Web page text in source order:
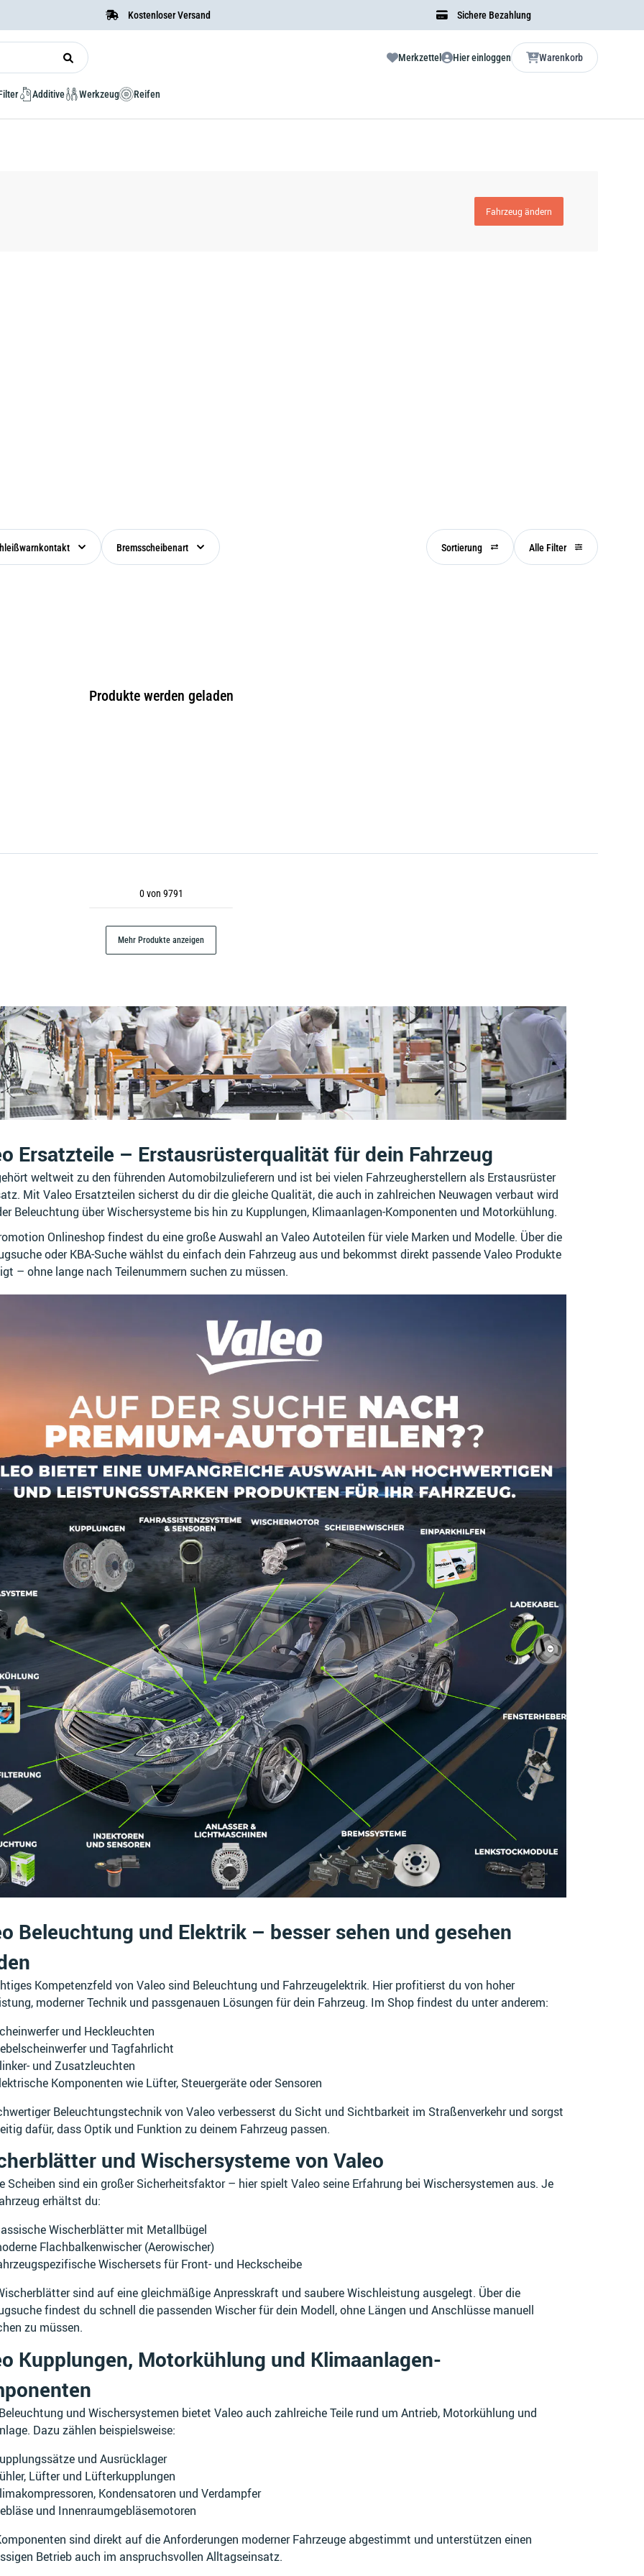
Kostenloser Versand Sichere Bezahlung
Merkzettel Hier einloggen Warenkorb
Additive Werkzeug Reifen
Fahrzeug ändern
Bremsscheibenart Sortierung Alle Filter
Produkte werden geladen
0 von 9791
Mehr Produkte anzeigen
Ersatzteile – Erstausrüsterqualität für dein Fahrzeug
weltweit zu den führenden Automobilzulieferern und ist bei vielen Fahrzeugherstellern als Erstausrüster
Mit Valeo Ersatzteilen sicherst du dir die gleiche Qualität, die auch in zahlreichen Neuwagen verbaut wird
Beleuchtung über Wischersysteme bis hin zu Kupplungen, Klimaanlagen-Komponenten und Motorkühlung.
Onlineshop findest du eine große Auswahl an Valeo Autoteilen für viele Marken und Modelle. Über die
oder KBA-Suche wählst du einfach dein Fahrzeug aus und bekommst direkt passende Valeo Produkte
– ohne lange nach Teilenummern suchen zu müssen.
Beleuchtung und Elektrik – besser sehen und gesehen
Kompetenzfeld von Valeo sind Beleuchtung und Fahrzeugelektrik. Hier profitierst du von hoher
moderner Technik und passgenauen Lösungen für dein Fahrzeug. Im Shop findest du unter anderem:
und Heckleuchten
und Tagfahrlicht
und Zusatzleuchten
Komponenten wie Lüfter, Steuergeräte oder Sensoren
Beleuchtungstechnik von Valeo verbesserst du Sicht und Sichtbarkeit im Straßenverkehr und sorgst
dafür, dass Optik und Funktion zu deinem Fahrzeug passen.
und Wischersysteme von Valeo
Scheiben sind ein großer Sicherheitsfaktor – hier spielt Valeo seine Erfahrung bei Wischersystemen aus. Je
erhältst du:
Wischerblätter mit Metallbügel
Flachbalkenwischer (Aerowischer)
Wischersets für Front- und Heckscheibe
sind auf eine gleichmäßige Anpresskraft und saubere Wischleistung ausgelegt. Über die
findest du schnell die passenden Wischer für dein Modell, ohne Längen und Anschlüsse manuell
zu müssen.
Kupplungen, Motorkühlung und Klimaanlagen-
und Wischersystemen bietet Valeo auch zahlreiche Teile rund um Antrieb, Motorkühlung und
Dazu zählen beispielsweise:
und Ausrücklager
Lüfter und Lüfterkupplungen
Kondensatoren und Verdampfer
und Innenraumgebläsemotoren
sind direkt auf die Anforderungen moderner Fahrzeuge abgestimmt und unterstützen einen
Betrieb auch im anspruchsvollen Alltagseinsatz.